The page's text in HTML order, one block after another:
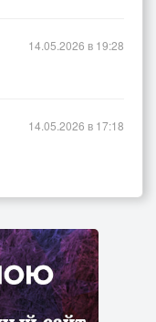
14.05.2026 в 19:28
14.05.2026 в 17:18